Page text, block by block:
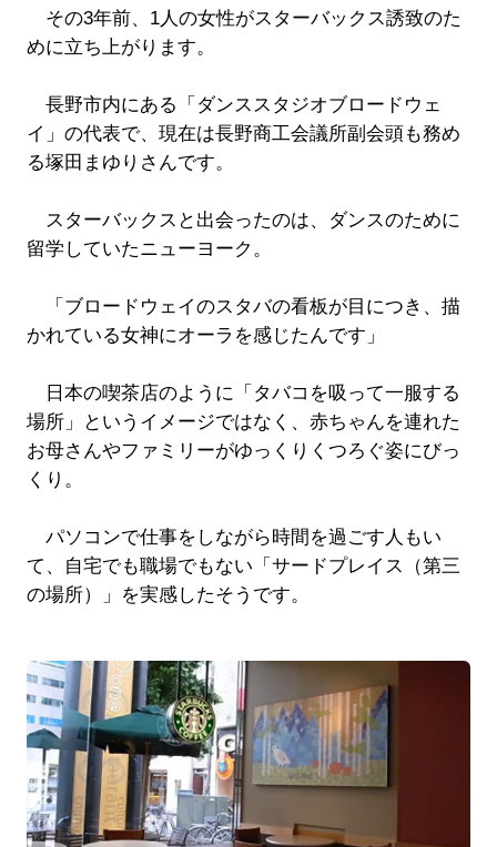
その3年前、1人の女性がスターバックス誘致のた
めに立ち上がります。
長野市内にある「ダンススタジオブロードウェ
イ」の代表で、現在は長野商工会議所副会頭も務め
る塚田まゆりさんです。
スターバックスと出会ったのは、ダンスのために
留学していたニューヨーク。
「ブロードウェイのスタバの看板が目につき、描
かれている女神にオーラを感じたんです」
日本の喫茶店のように「タバコを吸って一服する
場所」というイメージではなく、赤ちゃんを連れた
お母さんやファミリーがゆっくりくつろぐ姿にびっ
くり。
パソコンで仕事をしながら時間を過ごす人もい
て、自宅でも職場でもない「サードプレイス（第三
の場所）」を実感したそうです。